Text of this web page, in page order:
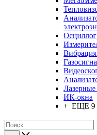
ИК-окна
+ ЕЩЕ 9